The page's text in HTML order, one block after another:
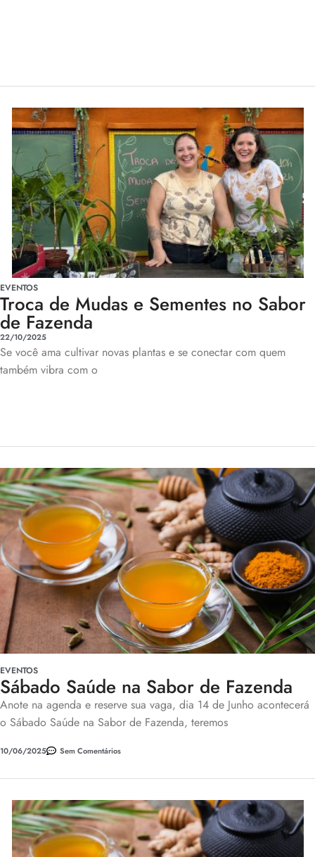
EVENTOS
Troca de Mudas e Sementes no Sabor
de Fazenda
22/10/2025
Se você ama cultivar novas plantas e se conectar com quem
também vibra com o
EVENTOS
Sábado Saúde na Sabor de Fazenda
Anote na agenda e reserve sua vaga, dia 14 de Junho acontecerá
o Sábado Saúde na Sabor de Fazenda, teremos
10/06/2025 Sem Comentários